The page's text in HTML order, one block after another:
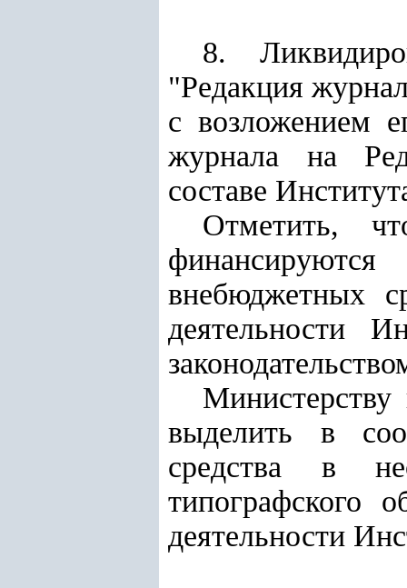
8.
"Редакция
с возложением
журнала на
составе
Отметить,
внебюджетных
деятельности
Министерству
выделить в
средства в
типографского
деятельности